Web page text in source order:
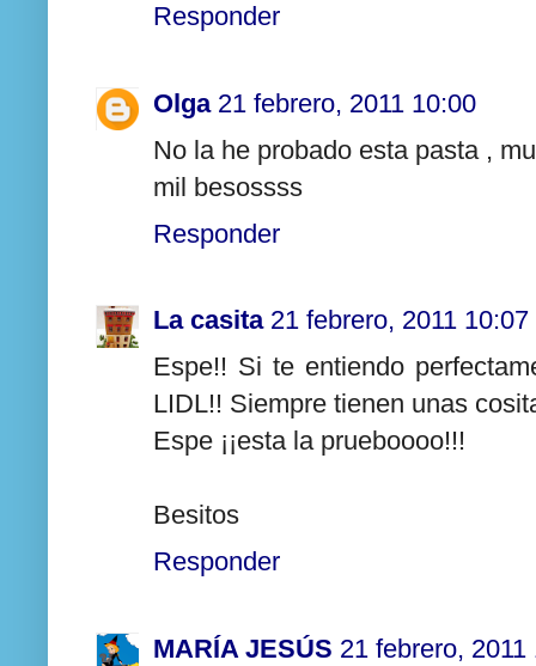
Responder
Olga 21 febrero, 2011 10:00
No la he probado esta pasta ,
mil besossss
Responder
La casita 21 febrero, 2011 10:07
Espe!! Si te entiendo
LIDL!! Siempre tienen unas
Espe ¡¡esta la prueboooo!!!
Besitos
Responder
MARÍA JESÚS 21 febrero, 2011